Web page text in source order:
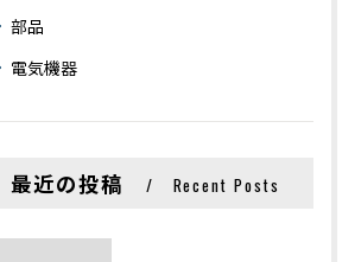
部品
電気機器
最近の投稿 Recent Posts